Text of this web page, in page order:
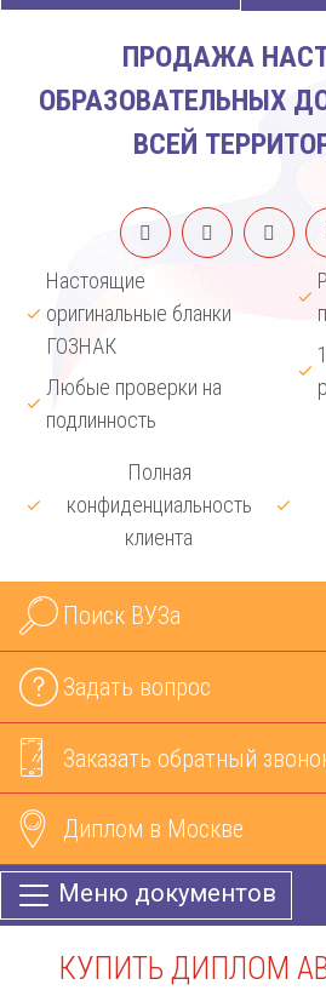
ПРОДАЖА
ОБРАЗОВАТЕЛЬНЫХ
ВСЕЙ
Настоящие
оригинальные бланки
ГОЗНАК
Любые проверки на
подлинность
Полная
конфиденциальность
клиента
Поиск ВУЗа
Задать вопрос
Заказать обратный
Диплом в Москве
Меню документов
КУПИТЬ ДИПЛОМ